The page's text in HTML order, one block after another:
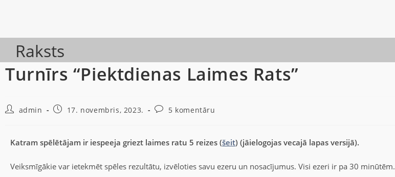
Raksts
Turnīrs “Piektdienas Laimes Rats”
admin 17. novembris, 2023. 5 komentāru
Katram spēlētājam ir iespeeja griezt laimes ratu 5 reizes (šeit) (jāielogojas vecajā lapas versijā).
Veiksmīgākie var ietekmēt spēles rezultātu, izvēloties savu ezeru un nosacījumus. Visi ezeri ir pa 30 minūtēm.